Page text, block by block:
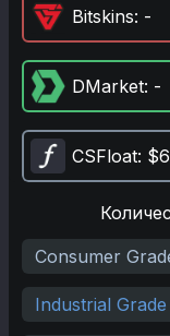
Bitskins: -
DMarket: -
CSFloat:
Consumer
Industrial Grade